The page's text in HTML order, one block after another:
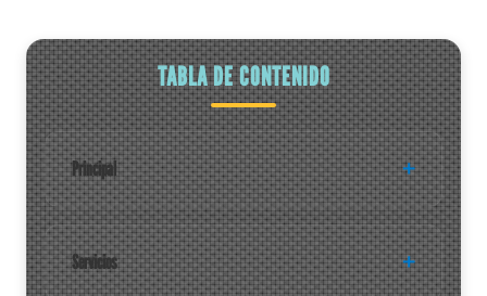
TABLA DE CONTENIDO
Principal
Servicios